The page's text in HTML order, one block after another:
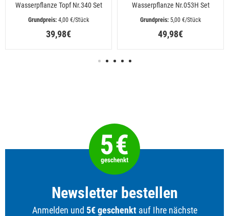
Wasserpflanze Topf Nr.340 Set
4,00 €/Stück
39,98€
Wasserpflanze Nr.053H Set
5,00 €/Stück
49,98€
Newsletter bestellen
Anmelden und 5€ geschenktauf Ihre nächste